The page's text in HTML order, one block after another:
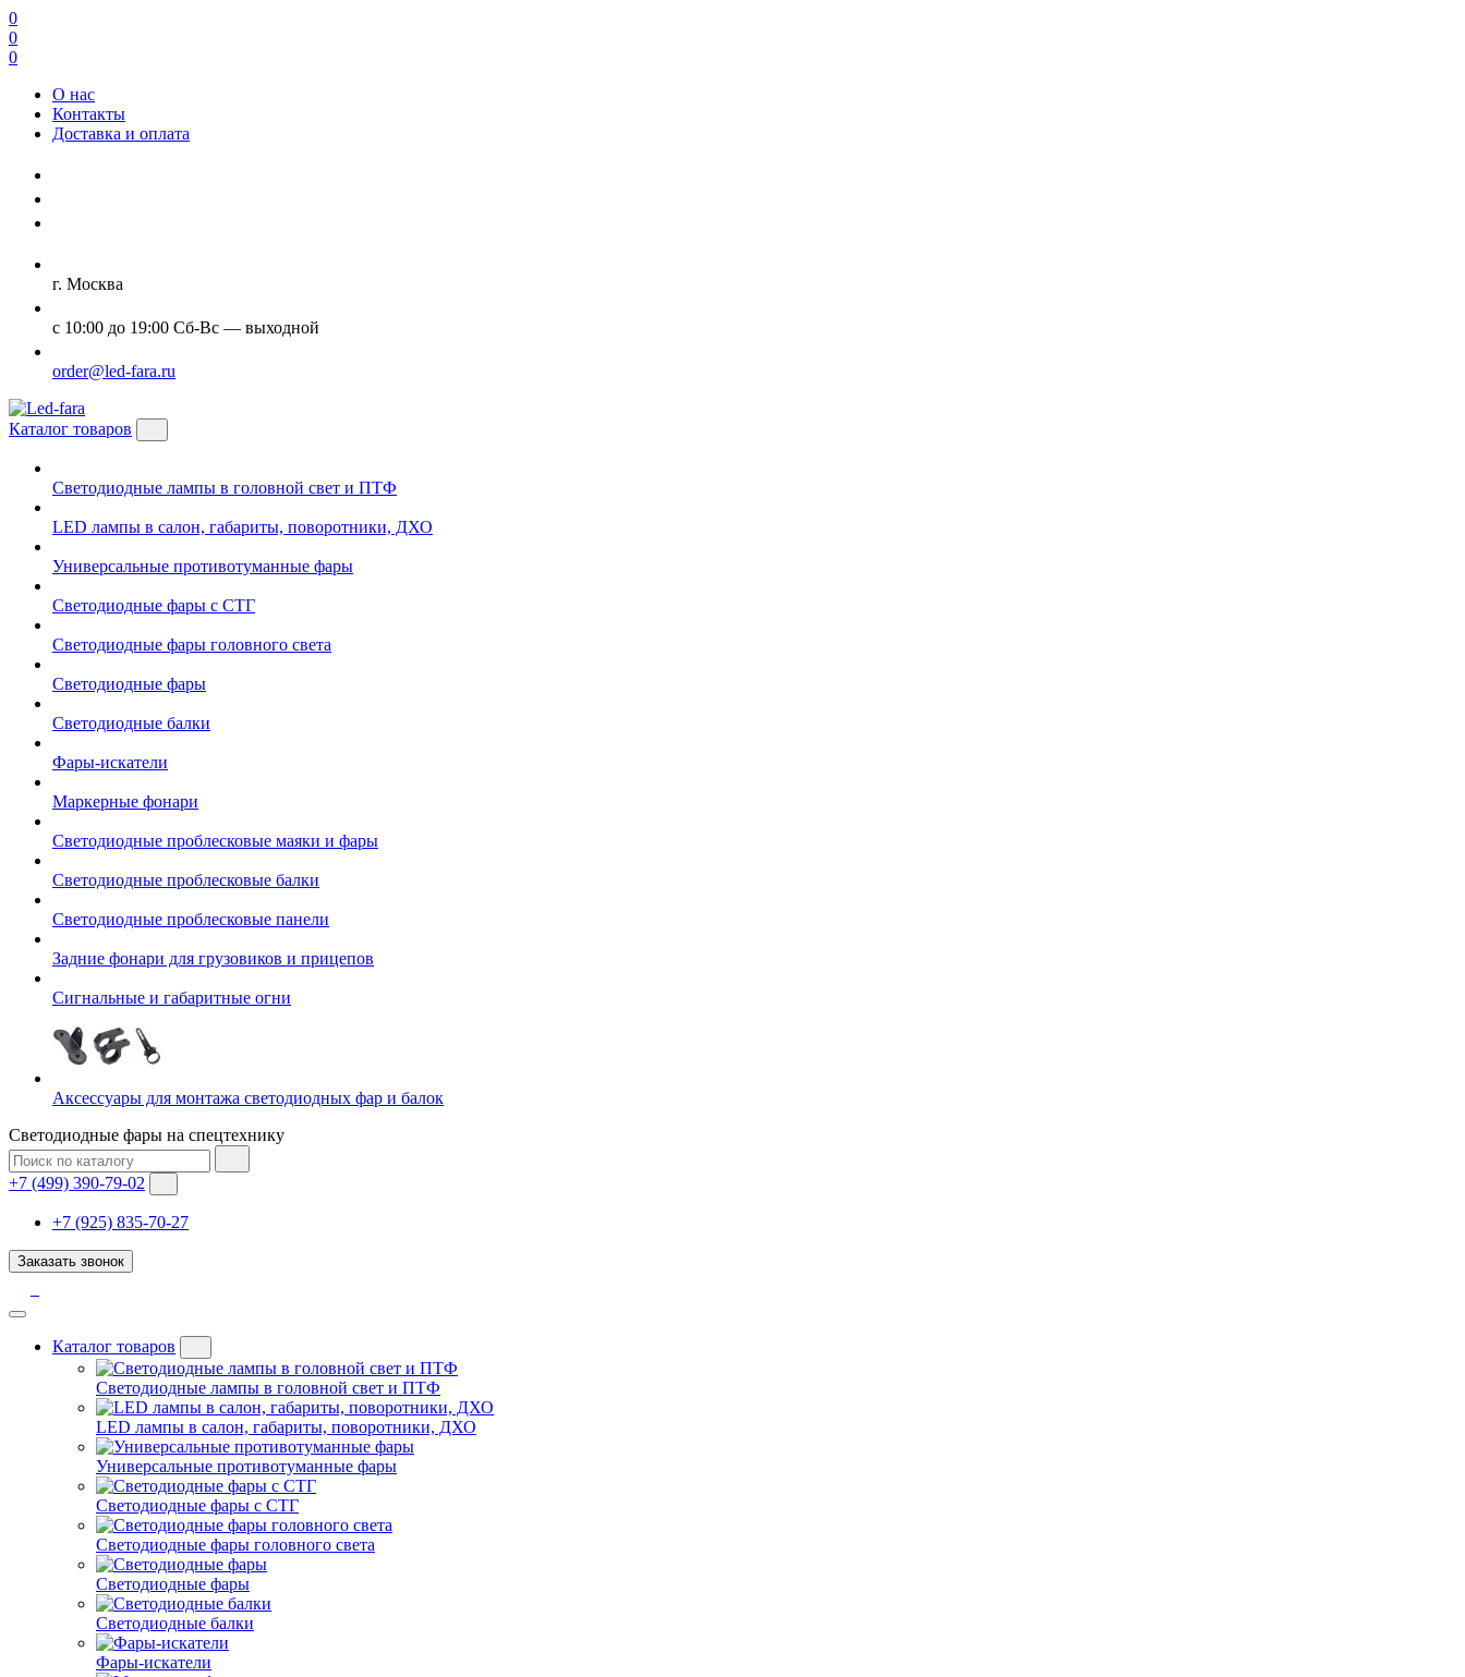
0
0
0
О нас
Контакты
Доставка и оплата
г. Москва
с 10:00 до 19:00 Сб-Вс — выходной
order@led-fara.ru
Каталог товаров
Светодиодные лампы в головной свет и ПТФ
LED лампы в салон, габариты, поворотники, ДХО
Универсальные противотуманные фары
Светодиодные фары с СТГ
Светодиодные фары головного света
Светодиодные фары
Светодиодные балки
Фары-искатели
Маркерные фонари
Светодиодные проблесковые маяки и фары
Светодиодные проблесковые балки
Светодиодные проблесковые панели
Задние фонари для грузовиков и прицепов
Сигнальные и габаритные огни
Аксессуары для монтажа светодиодных фар и балок
Светодиодные фары на спецтехнику
+7 (499) 390-79-02
+7 (925) 835-70-27
Заказать звонок
Каталог товаров
Светодиодные лампы в головной свет и ПТФ
LED лампы в салон, габариты, поворотники, ДХО
Универсальные противотуманные фары
Светодиодные фары с СТГ
Светодиодные фары головного света
Светодиодные фары
Светодиодные балки
Фары-искатели